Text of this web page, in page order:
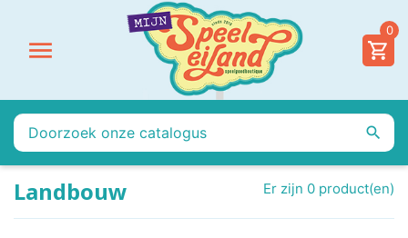

0

Landbouw Er zijn 0 product(en)